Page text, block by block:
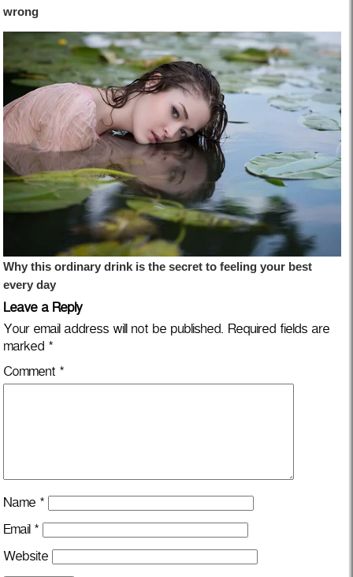
Leave a Reply
Your email address will not be published. Required fields are
marked *
Comment *
Name *
Email *
Website